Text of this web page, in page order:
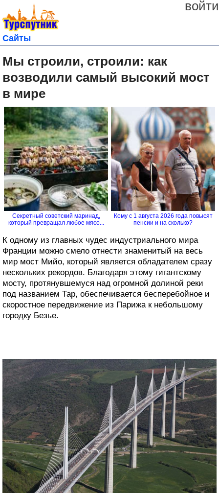
войти
Сайты
Мы строили, строили: как
возводили самый высокий мост
в мире
Секретный советский маринад,
который превращал любое мясо...
Кому с 1 августа 2026 года повысят
пенсии и на сколько?
К одному из главных чудес индустриального мира
Франции можно смело отнести знаменитый на весь
мир мост Мийо, который является обладателем сразу
нескольких рекордов. Благодаря этому гигантскому
мосту, протянувшемуся над огромной долиной реки
под названием Тар, обеспечивается бесперебойное и
скоростное передвижение из Парижа к небольшому
городку Безье.